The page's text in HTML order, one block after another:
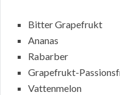
Bitter Grapefrukt
Ananas
Rabarber
Grapefrukt-
Vattenmelon